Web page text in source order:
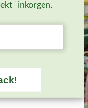
i inkorgen.